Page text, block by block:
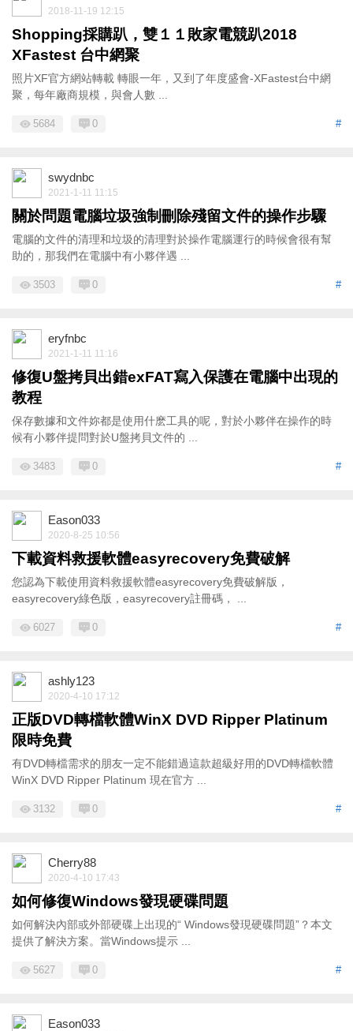
2018-11-19 12:15
Shopping採購趴，雙１１敗家電競趴2018
XFastest 台中網聚
照片XF官方網站轉載 轉眼一年，又到了年度盛會-XFastest台中網
聚，每年廠商規模，與會人數 ...
#
5684 0
swydnbc
2021-1-11 11:15
關於問題電腦垃圾強制刪除殘留文件的操作步驟
電腦的文件的清理和垃圾的清理對於操作電腦運行的時候會很有幫
助的，那我們在電腦中有小夥伴遇 ...
#
3503 0
eryfnbc
2021-1-11 11:16
修復U盤拷貝出錯exFAT寫入保護在電腦中出現的
教程
保存數據和文件妳都是使用什麽工具的呢，對於小夥伴在操作的時
候有小夥伴提問對於U盤拷貝文件的 ...
#
3483 0
Eason033
2020-8-25 10:56
下載資料救援軟體easyrecovery免費破解
您認為下載使用資料救援軟體easyrecovery免費破解版，
easyrecovery綠色版，easyrecovery註冊碼， ...
#
6027 0
ashly123
2020-4-10 17:12
正版DVD轉檔軟體WinX DVD Ripper Platinum
限時免費
有DVD轉檔需求的朋友一定不能錯過這款超級好用的DVD轉檔軟體
WinX DVD Ripper Platinum 現在官方 ...
#
3132 0
Cherry88
2020-4-10 17:43
如何修復Windows發現硬碟問題
如何解決內部或外部硬碟上出現的“ Windows發現硬碟問題”？本文
提供了解決方案。當Windows提示 ...
#
5627 0
Eason033